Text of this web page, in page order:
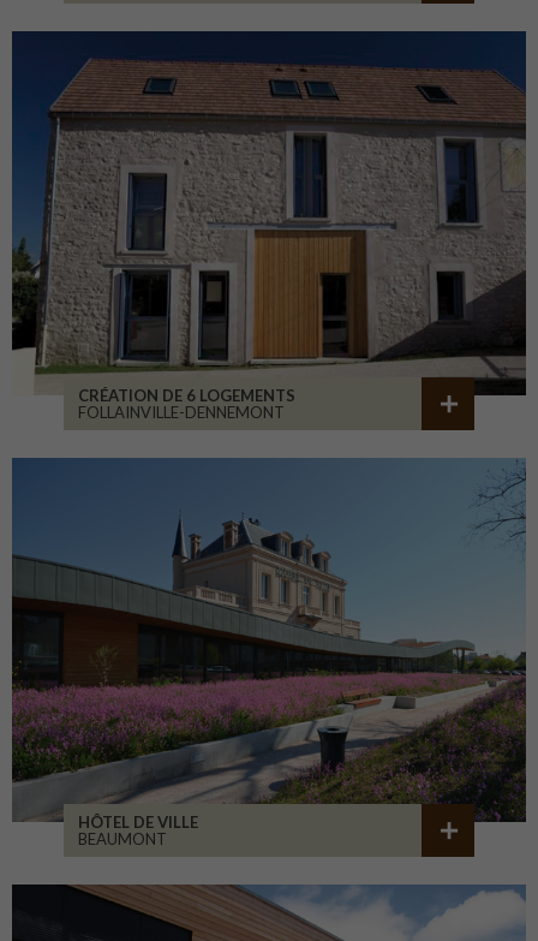
CRÉATION DE 6 LOGEMENTS
FOLLAINVILLE-DENNEMONT
HÔTEL DE VILLE
BEAUMONT